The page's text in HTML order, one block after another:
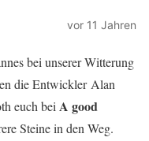
vor 11 Jahren
bei unserer Witterung
die Entwickler Alan
euch bei A good
Steine in den Weg.